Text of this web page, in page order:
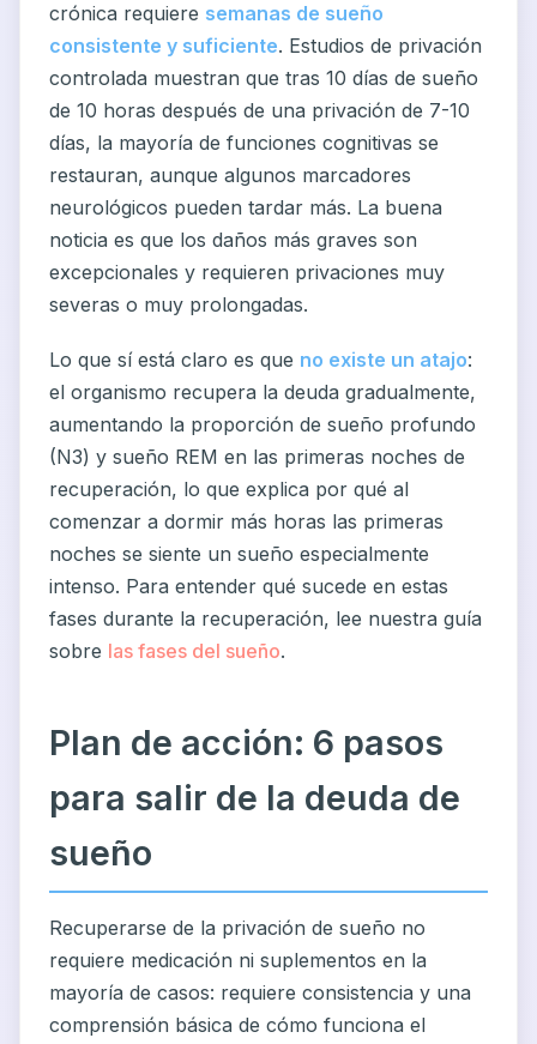
crónica requiere semanas de sueño
consistente y suficiente. Estudios de privación
controlada muestran que tras 10 días de sueño
de 10 horas después de una privación de 7-10
días, la mayoría de funciones cognitivas se
restauran, aunque algunos marcadores
neurológicos pueden tardar más. La buena
noticia es que los daños más graves son
excepcionales y requieren privaciones muy
severas o muy prolongadas.
Lo que sí está claro es que no existe un atajo:
el organismo recupera la deuda gradualmente,
aumentando la proporción de sueño profundo
(N3) y sueño REM en las primeras noches de
recuperación, lo que explica por qué al
comenzar a dormir más horas las primeras
noches se siente un sueño especialmente
intenso. Para entender qué sucede en estas
fases durante la recuperación, lee nuestra guía
sobre las fases del sueño.
Plan de acción: 6 pasos
para salir de la deuda de
sueño
Recuperarse de la privación de sueño no
requiere medicación ni suplementos en la
mayoría de casos: requiere consistencia y una
comprensión básica de cómo funciona el